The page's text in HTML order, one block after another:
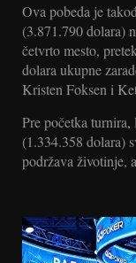
Ova pobeda je
(3.871.790 dolara)
četvrto mesto,
dolara ukupne
Kristen Foksen i
Pre početka
(1.334.358 dolara)
podržava životinje,